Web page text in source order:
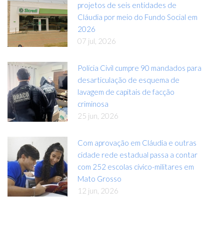
projetos de seis entidades de
Cláudia por meio do Fundo Social em
2026
07 jul, 2026
Polícia Civil cumpre 90 mandados para
desarticulação de esquema de
lavagem de capitais de facção
criminosa
25 jun, 2026
Com aprovação em Cláudia e outras
cidade rede estadual passa a contar
com 252 escolas cívico-militares em
Mato Grosso
12 jun, 2026